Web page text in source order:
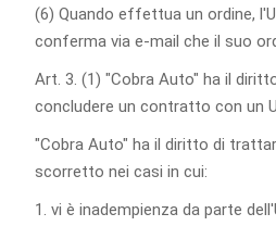
(6) Quando effettua un ordine,
conferma via e-mail che il suo
Art. 3. (1) "Cobra Auto" ha il
concludere un contratto con un
"Cobra Auto" ha il diritto di
scorretto nei casi in cui:
1. vi è inadempienza da parte